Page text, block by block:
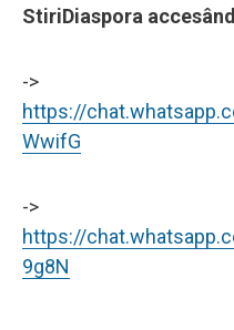
StiriDiaspora
->
https://
WwifG
->
https://
9g8N